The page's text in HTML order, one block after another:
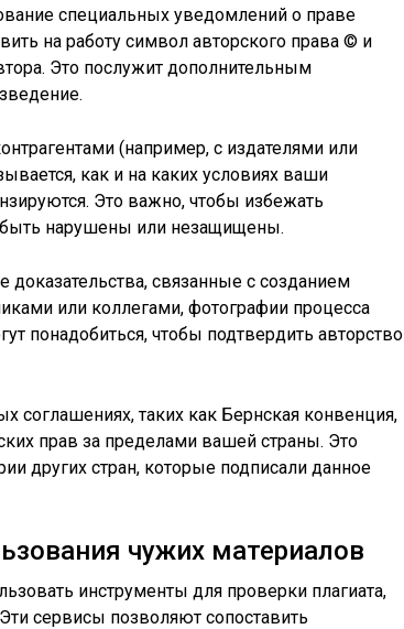
специальных уведомлений о праве
на работу символ авторского права © и
Это послужит дополнительным
(например, с издателями или
как и на каких условиях ваши
Это важно, чтобы избежать
быть нарушены или незащищены.
доказательства, связанные с созданием
или коллегами, фотографии процесса
понадобиться, чтобы подтвердить авторство
таких как Бернская конвенция,
прав за пределами вашей страны. Это
других стран, которые подписали данное
чужих материалов
инструменты для проверки плагиата,
сервисы позволяют сопоставить